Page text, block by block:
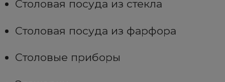
Столовая посуда из стекла
Столовая посуда из фарфора
Столовые приборы